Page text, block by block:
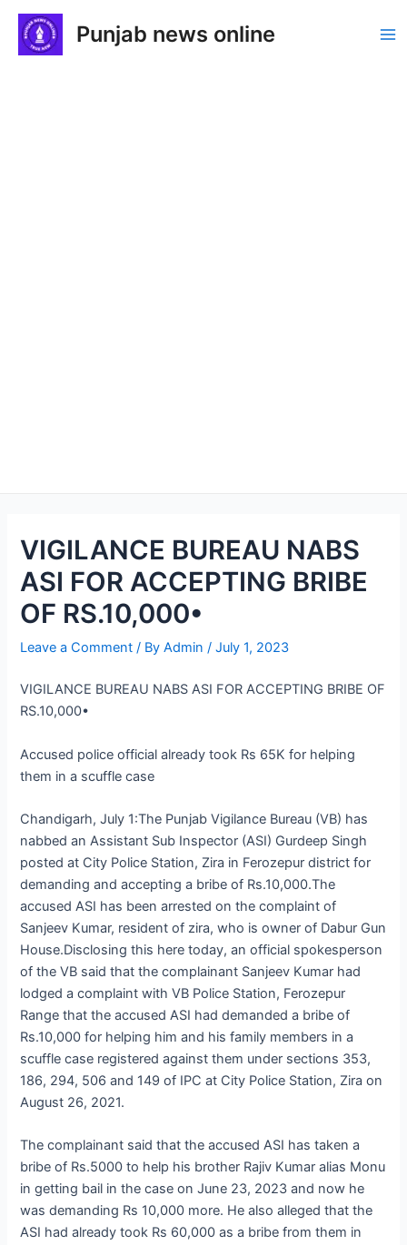
Skip
content
Punjab news online
VIGILANCE BUREAU NABS
ASI FOR ACCEPTING BRIBE
OF RS.10,000•
Leave a Comment / ByAdmin/July 1, 2023
VIGILANCE BUREAU NABS ASI FOR ACCEPTING BRIBE OF
RS.10,000•
Accused police official already took Rs 65K for helping
them in a scuffle case
Chandigarh, July 1:The Punjab Vigilance Bureau (VB) has
nabbed an Assistant Sub Inspector (ASI) Gurdeep Singh
posted at City Police Station, Zira in Ferozepur district for
demanding and accepting a bribe of Rs.10,000.The
accused ASI has been arrested on the complaint of
Sanjeev Kumar, resident of zira, who is owner of Dabur Gun
House.Disclosing this here today, an official spokesperson
of the VB said that the complainant Sanjeev Kumar had
lodged a complaint with VB Police Station, Ferozepur
Range that the accused ASI had demanded a bribe of
Rs.10,000 for helping him and his family members in a
scuffle case registered against them under sections 353,
186, 294, 506 and 149 of IPC at City Police Station, Zira on
August 26, 2021.
The complainant said that the accused ASI has taken a
bribe of Rs.5000 to help his brother Rajiv Kumar alias Monu
in getting bail in the case on June 23, 2023 and now he
was demanding Rs 10,000 more. He also alleged that the
ASI had already took Rs 60,000 as a bribe from them in